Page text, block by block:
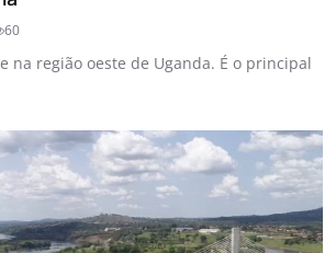
60
na região oeste de Uganda. É o principal